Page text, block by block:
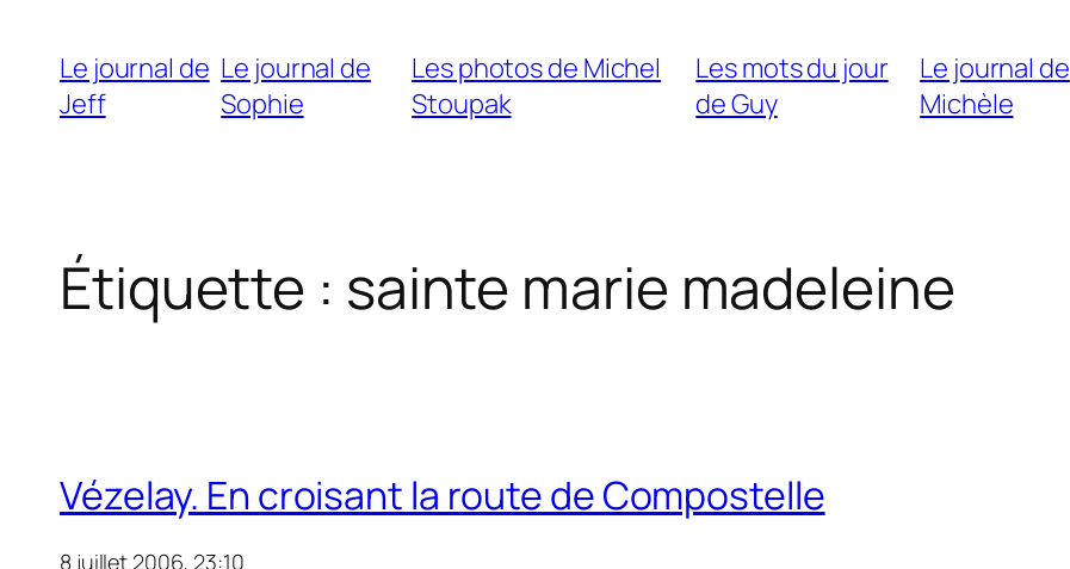
Le journal de
Jeff
Le journal de
Sophie
Les photos de Michel
Stoupak
Les mots du jour
de Guy
Le journal de
Michèle
Étiquette : sainte marie madeleine
Vézelay. En croisant la route de Compostelle
8 juillet 2006, 23:10